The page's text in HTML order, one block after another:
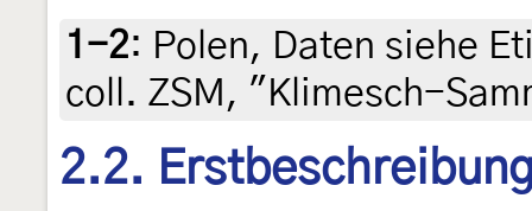
1-2: Polen, Daten siehe
coll. ZSM, "Klimesch-
2.2.